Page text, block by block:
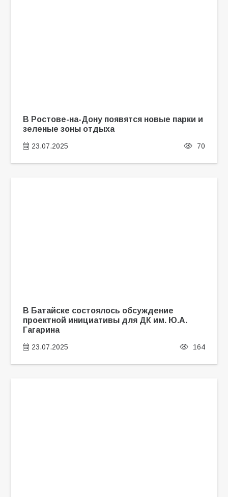
В Ростове-на-Дону появятся новые парки и
зеленые зоны отдыха
23.07.2025 70
В Батайске состоялось обсуждение
проектной инициативы для ДК им. Ю.А.
Гагарина
23.07.2025 164